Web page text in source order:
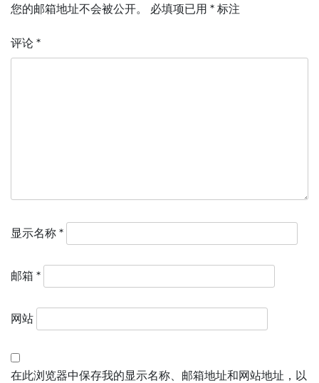
您的邮箱地址不会被公开。 必填项已用 * 标注
评论 *
显示名称 *
邮箱 *
网站
在此浏览器中保存我的显示名称、邮箱地址和网站地址，以